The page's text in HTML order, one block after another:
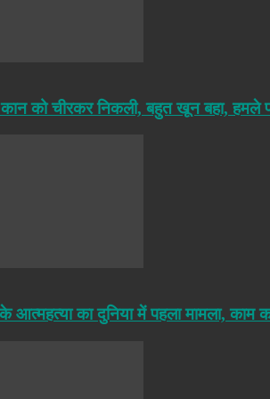
कान को चीरकर निकली, बहुत खून बहा, हमले
आत्महत्या का दुनिया में पहला मामला, काम